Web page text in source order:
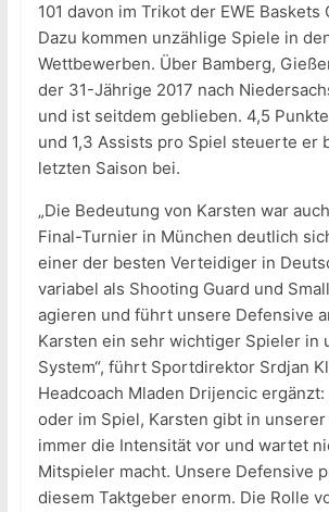
101 davon im Trikot der EWE Baskets
Dazu kommen unzählige Spiele in
Wettbewerben. Über Bamberg,
der 31-Jährige 2017 nach
und ist seitdem geblieben. 4,5
und 1,3 Assists pro Spiel steuerte er
letzten Saison bei.
„Die Bedeutung von Karsten war
Final-Turnier in München deutlich
einer der besten Verteidiger in
variabel als Shooting Guard und
agieren und führt unsere Defensive
Karsten ein sehr wichtiger Spieler in
System“, führt Sportdirektor Srdjan
Headcoach Mladen Drijencic ergänzt:
oder im Spiel, Karsten gibt in
immer die Intensität vor und wartet
Mitspieler macht. Unsere Defensive
diesem Taktgeber enorm. Die Rolle